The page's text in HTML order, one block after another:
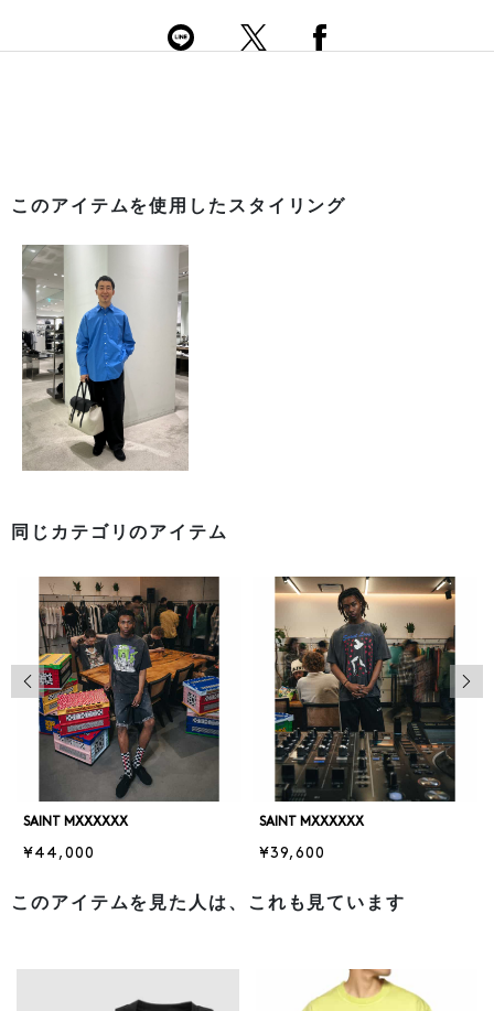
このアイテムを使用したスタイリング
同じカテゴリのアイテム
SAINT MXXXXXX
¥44,000
SAINT MXXXXXX
¥39,600
前の画像
このアイテムを見た人は、これも見ています